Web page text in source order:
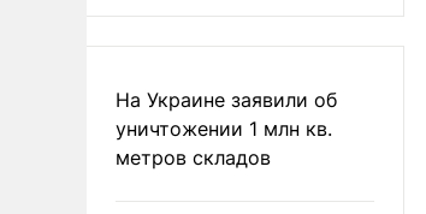
На Украине заявили об
уничтожении 1 млн кв.
метров складов